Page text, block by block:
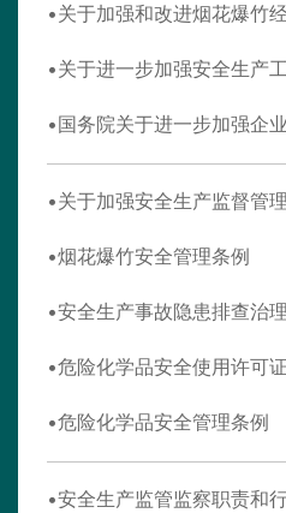
关于进一步加强安全生产
烟花爆竹安全管理条例
安全生产事故隐患排查治
危险化学品安全使用许可
危险化学品安全管理条例